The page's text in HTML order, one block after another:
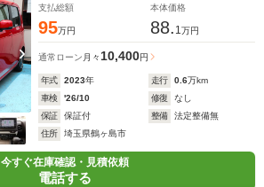
支払総額
95万円
本体価格
88. 1万円
通常ローン 月々10,400円
年式 2023年 走行 0.6万km
車検
'26/10 修復
なし
保証
保証付 整備
法定整備無
住所
埼玉県鶴ヶ島市
今すぐ在庫確認・見積依頼
電話する